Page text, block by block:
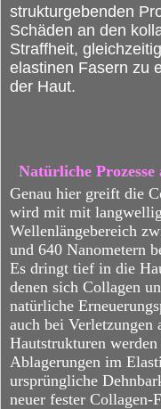
strukturgebenden
Schäden an den
Straffheit,
elastinen Fasern zu
der Haut.
Natürliche Prozesse
Genau hier greift die
wird mit mit
Wellenlängebereich
und 640 Nanometern
Es dringt tief in die
denen sich Collagen
natürliche
auch bei Verletzungen
Hautstrukturen
Ablagerungen im
ursprüngliche
neuer fester Collagen-